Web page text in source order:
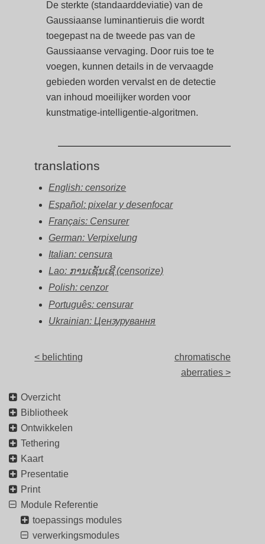
De sterkte (standaarddeviatie) van de
Gaussiaanse luminantieruis die wordt
toegepast na de tweede pas van de
Gaussiaanse vervaging. Door ruis toe te
voegen, kunnen details in de vervaagde
gebieden worden vervalst en de detectie
van inhoud moeilijker worden voor
kunstmatige-intelligentie-algoritmen.
translations
English: censorize
Español: pixelar y desenfocar
Français: Censurer
German: Verpixelung
Italian: censura
Lao: ການເຊັນເຊີ (censorize)
Polish: cenzor
Português: censurar
Ukrainian: Цензурування
< belichting
chromatische
aberraties >
Overzicht
Bibliotheek
Ontwikkelen
Tethering
Kaart
Presentatie
Print
Module Referentie
toepassings modules
verwerkingsmodules